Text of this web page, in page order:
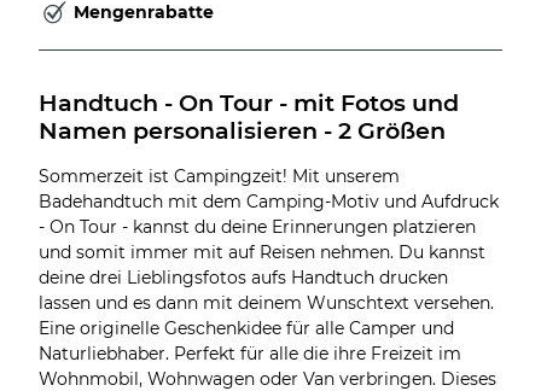
Mengenrabatte
Handtuch - On Tour - mit Fotos und
Namen personalisieren - 2 Größen
Sommerzeit ist Campingzeit! Mit unserem
Badehandtuch mit dem Camping-Motiv und Aufdruck
- On Tour - kannst du deine Erinnerungen platzieren
und somit immer mit auf Reisen nehmen. Du kannst
deine drei Lieblingsfotos aufs Handtuch drucken
lassen und es dann mit deinem Wunschtext versehen.
Eine originelle Geschenkidee für alle Camper und
Naturliebhaber. Perfekt für alle die ihre Freizeit im
Wohnmobil, Wohnwagen oder Van verbringen. Dieses